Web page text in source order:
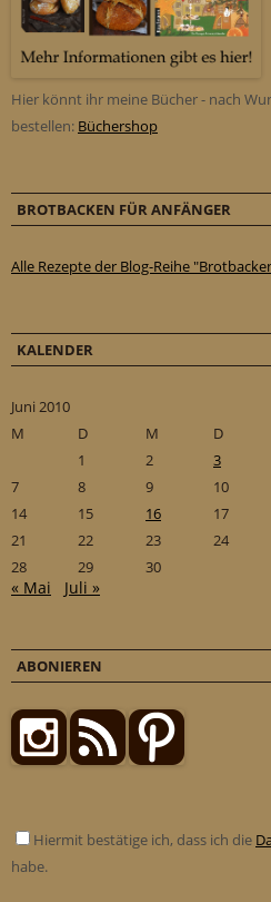
Hier könnt ihr meine Bücher - nach
bestellen: Büchershop
BROTBACKEN FÜR ANFÄNGER
Alle Rezepte der Blog-Reihe
KALENDER
Juni 2010
M
D M D
1
2 3
7
8 9 10
14
15 16 17
21
22 23 24
28
29 30
« Mai Juli »
ABONIEREN
Hiermit bestätige ich, dass ich die
habe.